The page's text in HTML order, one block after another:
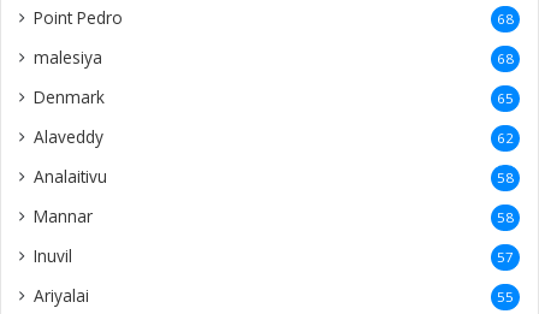
Point Pedro 68
malesiya 68
Denmark 65
Alaveddy 62
Analaitivu 58
Mannar 58
Inuvil 57
Ariyalai 55